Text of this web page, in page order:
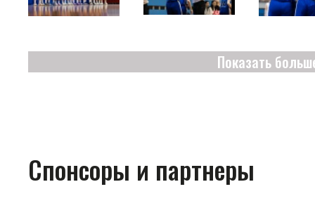
Показать
Спонсоры и партнеры